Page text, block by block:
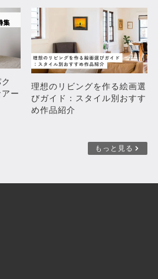
ー
理想のリビングを作る絵画選
びガイド：スタイル別おすす
め作品紹介
もっと見る